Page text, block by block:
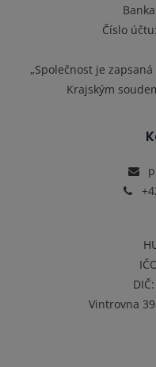
Číslo
„Společnost je
Krajským
DIČ:
Vintrovna